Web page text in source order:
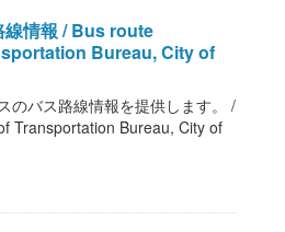
線情報 / Bus route
Bureau, City of
のバス路線情報を提供します。 /
Transportation Bureau, City of